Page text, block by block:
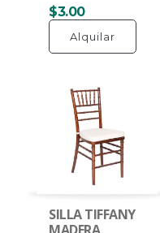
$3.00
Alquilar
SILLA TIFFANY